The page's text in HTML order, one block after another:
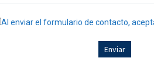
Al enviar el formulario de contacto,